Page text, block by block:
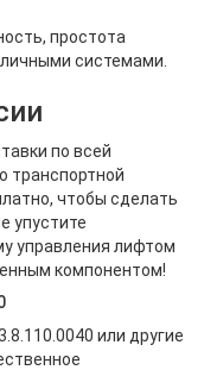
простота
системами.
по всей
транспортной
чтобы сделать
упустите
управления лифтом
компонентом!
или другие